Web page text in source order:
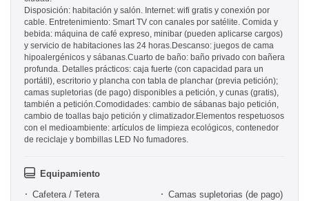
Disposición: habitación y salón. Internet: wifi gratis y conexión por
cable. Entretenimiento: Smart TV con canales por satélite. Comida y
bebida: máquina de café expreso, minibar (pueden aplicarse cargos)
y servicio de habitaciones las 24 horas.Descanso: juegos de cama
hipoalergénicos y sábanas.Cuarto de baño: baño privado con bañera
profunda. Detalles prácticos: caja fuerte (con capacidad para un
portátil), escritorio y plancha con tabla de planchar (previa petición);
camas supletorias (de pago) disponibles a petición, y cunas (gratis),
también a petición.Comodidades: cambio de sábanas bajo petición,
cambio de toallas bajo petición y climatizador.Elementos respetuosos
con el medioambiente: artículos de limpieza ecológicos, contenedor
de reciclaje y bombillas LED No fumadores.
Equipamiento
Cafetera / Tetera
Camas supletorias (de pago)